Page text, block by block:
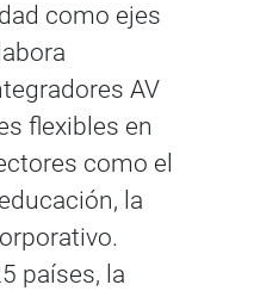
como ejes
AV
flexibles en
como el
la
países, la